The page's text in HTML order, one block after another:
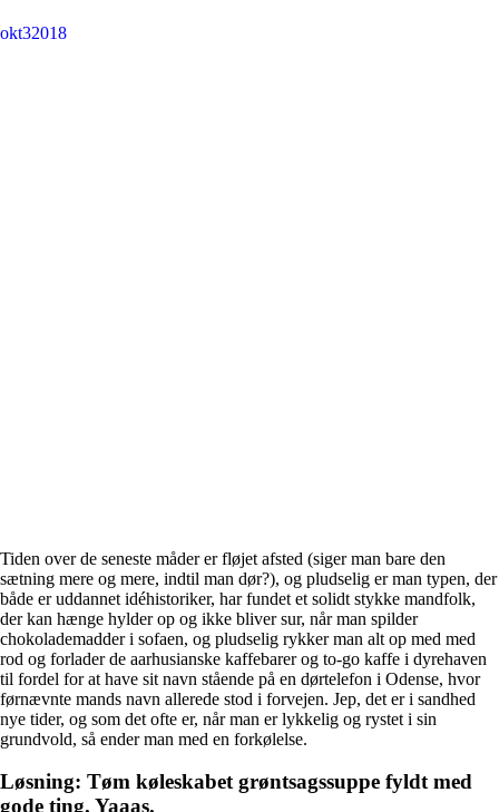
okt32018
Tiden over de seneste måder er fløjet afsted (siger man bare den
sætning mere og mere, indtil man dør?), og pludselig er man typen, der
både er uddannet idéhistoriker, har fundet et solidt stykke mandfolk,
der kan hænge hylder op og ikke bliver sur, når man spilder
chokolademadder i sofaen, og pludselig rykker man alt op med med
rod og forlader de aarhusianske kaffebarer og to-go kaffe i dyrehaven
til fordel for at have sit navn stående på en dørtelefon i Odense, hvor
førnævnte mands navn allerede stod i forvejen. Jep, det er i sandhed
nye tider, og som det ofte er, når man er lykkelig og rystet i sin
grundvold, så ender man med en forkølelse.
Løsning: Tøm køleskabet grøntsagssuppe fyldt med
gode ting. Yaaas.